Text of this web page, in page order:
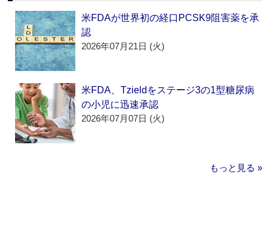
米FDAが世界初の経口PCSK9阻害薬を承
認
2026年07月21日 (火)
米FDA、Tzieldをステージ3の1型糖尿病
の小児に迅速承認
2026年07月07日 (火)
もっと見る »